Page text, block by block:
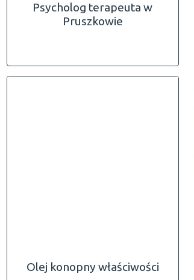
Psycholog terapeuta w
Pruszkowie
Olej konopny właściwości